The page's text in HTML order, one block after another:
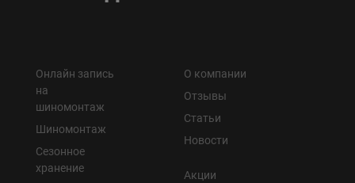
Онлайн запись
на
шиномонтаж
Шиномонтаж
Сезонное
хранение
О компании
Отзывы
Статьи
Новости
Акции